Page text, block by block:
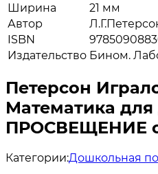
Ширина
21 мм
Автор
ISBN
Издательство Бином.
Петерсон
Математика для
ПРОСВЕЩЕНИЕ
Категории:Дошкольная